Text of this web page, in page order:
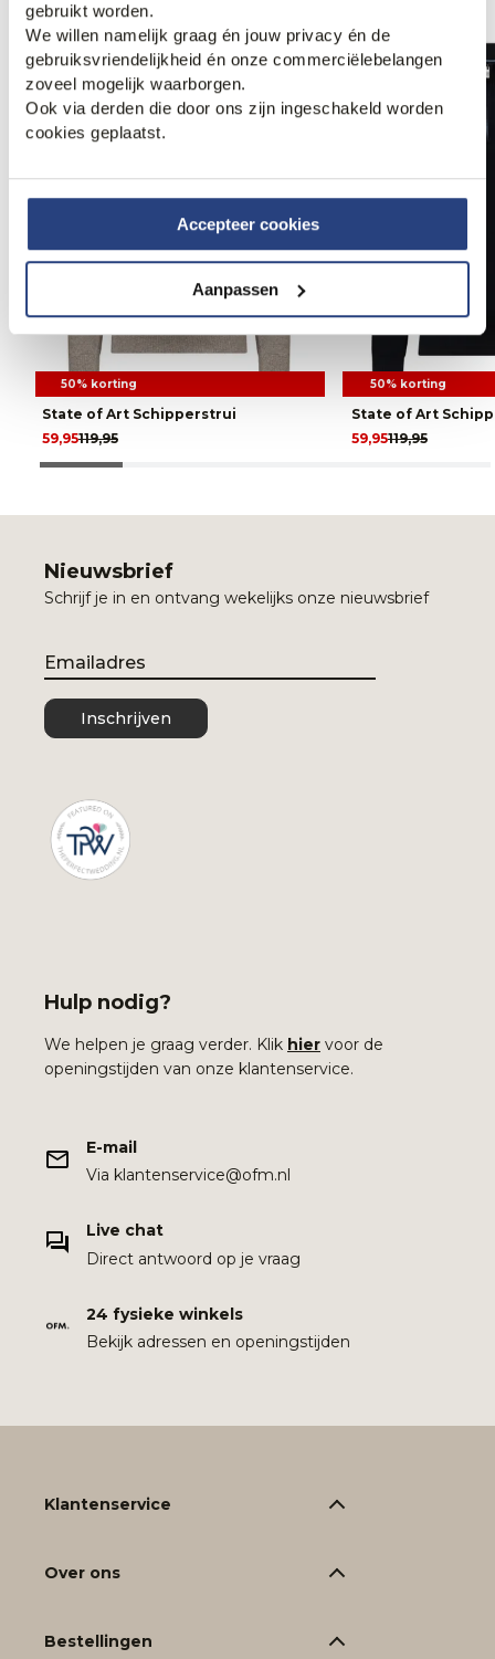
gebruikt worden.
We willen namelijk graag én jouw privacy én de
gebruiksvriendelijkheid én onze commerciëlebelangen
zoveel mogelijk waarborgen.
Ook via derden die door ons zijn ingeschakeld worden
cookies geplaatst.
Accepteer cookies
Aanpassen
50% korting
State of Art Schipperstrui
119,95
59,95
50% korting
State of Art
119,95
59,95
Nieuwsbrief
Schrijf je in en ontvang wekelijks onze nieuwsbrief
Email
Inschrijven
Hulp nodig?
We helpen je graag verder. Klik hier voor de
openingstijden van onze klantenservice.
E-mail
Via klantenservice@ofm.nl
Live chat
Direct antwoord op je vraag
24 fysieke winkels
Bekijk adressen en openingstijden
Klantenservice
Over ons
Bestellingen